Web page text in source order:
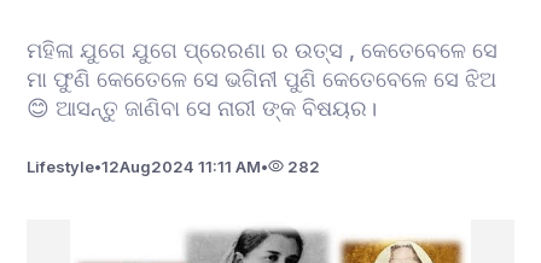
ମହିଳା ଯୁଗେ ଯୁଗେ ପ୍ରେରଣା ର ଉତ୍ସ , କେତେବେଳେ ସେ
ମା ଫୁଣି କେତେେଳେ ସେ ଭଗିନୀ ପୁଣି କେତେବେଳେ ସେ ଝିଅ
😊 ଆସନ୍ତୁ ଜାଣିବା ସେ ନାରୀ ଙ୍କ ବିଷୟର।
Lifestyle•12Aug2024 11:11 AM• 282